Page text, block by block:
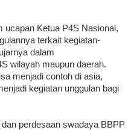
ucapan Ketua P4S Nasional,
terkait kegiatan-
dalam
wilayah maupun daerah.
menjadi contoh di asia,
kegiatan unggulan bagi
perdesaan swadaya BBPP